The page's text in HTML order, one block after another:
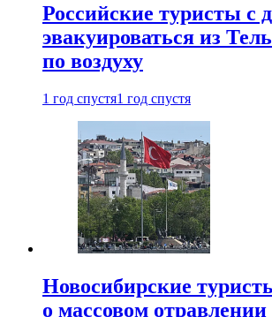
Российские туристы с
эвакуироваться из
по воздуху
1 год спустя1 год спустя
Новосибирские
о массовом